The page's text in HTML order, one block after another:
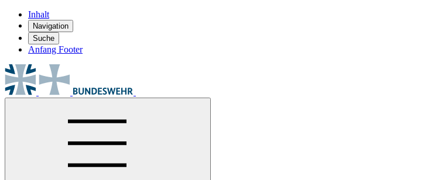
Inhalt
Navigation
Suche
Anfang Footer